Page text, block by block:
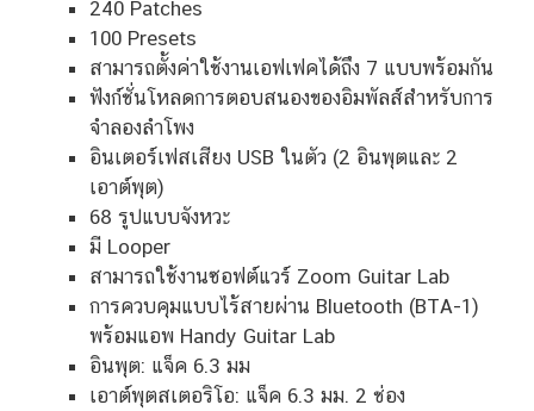
240 Patches
100 Presets
สามารถตั้งค่าใช้งานเอฟเฟคได้ถึง 7 แบบพร้อมกัน
ฟังก์ชั่นโหลดการตอบสนองของอิมพัลส์สำหรับการ
จำลองลำโพง
อินเตอร์เฟสเสียง USB ในตัว (2 อินพุตและ 2
เอาต์พุต)
68 รูปแบบจังหวะ
มี Looper
สามารถใช้งานซอฟต์แวร์ Zoom Guitar Lab
การควบคุมแบบไร้สายผ่าน Bluetooth (BTA-1)
พร้อมแอพ Handy Guitar Lab
อินพุต: แจ็ค 6.3 มม
เอาต์พุตสเตอริโอ: แจ็ค 6.3 มม. 2 ช่อง